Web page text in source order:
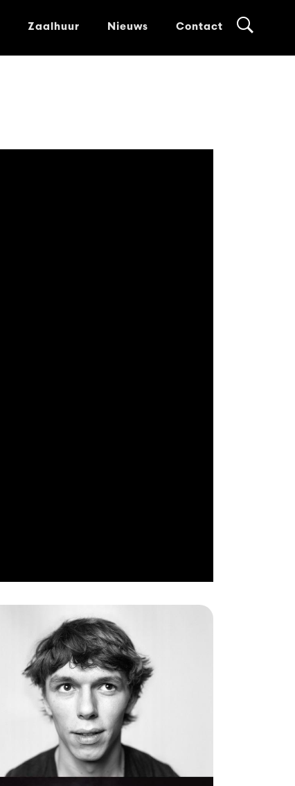
Zaalhuur Nieuws Contact